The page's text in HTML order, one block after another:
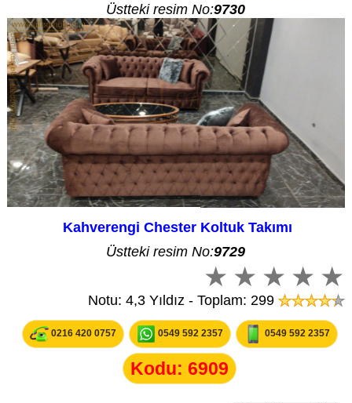
Üstteki resim No:9730
Kahverengi Chester Koltuk Takımı
Üstteki resim No:9729
Notu: 4,3 Yıldız - Toplam: 299
0216 420 0757 0549 592 2357 0549 592 2357
Kodu: 6909